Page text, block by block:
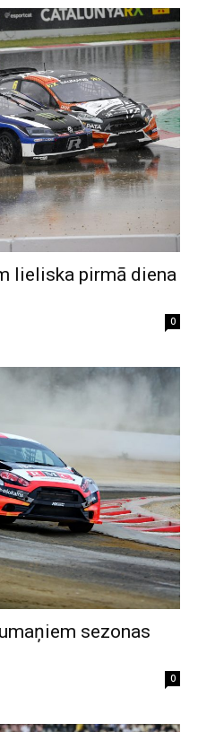
lieliska pirmā diena
0
sezonas
0